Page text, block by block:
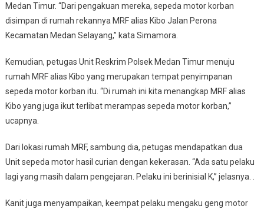
Medan Timur. “Dari pengakuan mereka, sepeda motor korban
disimpan di rumah rekannya MRF alias Kibo Jalan Perona
Kecamatan Medan Selayang,” kata Simamora.
Kemudian, petugas Unit Reskrim Polsek Medan Timur menuju
rumah MRF alias Kibo yang merupakan tempat penyimpanan
sepeda motor korban itu. “Di rumah ini kita menangkap MRF alias
Kibo yang juga ikut terlibat merampas sepeda motor korban,”
ucapnya.
Dari lokasi rumah MRF, sambung dia, petugas mendapatkan dua
Unit sepeda motor hasil curian dengan kekerasan. “Ada satu pelaku
lagi yang masih dalam pengejaran. Pelaku ini berinisial K,” jelasnya. .
Kanit juga menyampaikan, keempat pelaku mengaku geng motor